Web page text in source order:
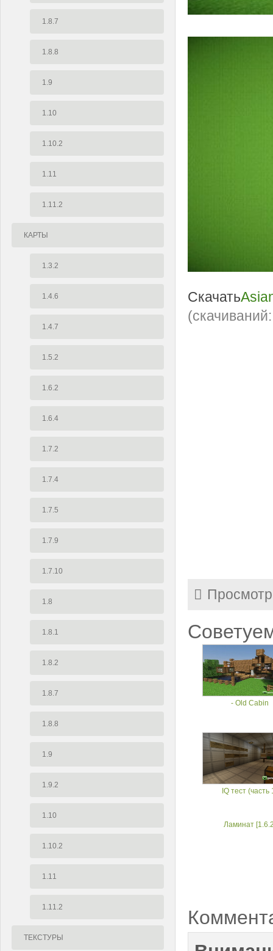
1.8.7
1.8.8
1.9
1.10
1.10.2
1.11
1.11.2
КАРТЫ
1.3.2
1.4.6
1.4.7
1.5.2
1.6.2
1.6.4
1.7.2
1.7.4
1.7.5
1.7.9
1.7.10
1.8
1.8.1
1.8.2
1.8.7
1.8.8
1.9
1.9.2
1.10
1.10.2
1.11
1.11.2
ТЕКСТУРЫ
Скачать
- Old Cabin
IQ тест (часть
Ламинат